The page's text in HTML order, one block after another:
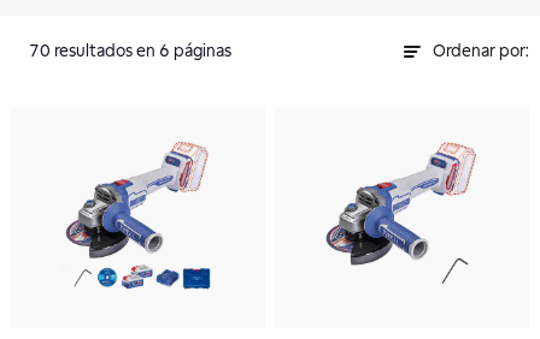
70 resultados en 6 páginas Ordenar por: